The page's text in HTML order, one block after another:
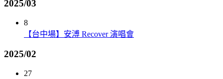
2025/03
8
【台中場】安溥 Recover 演唱會
2025/02
27